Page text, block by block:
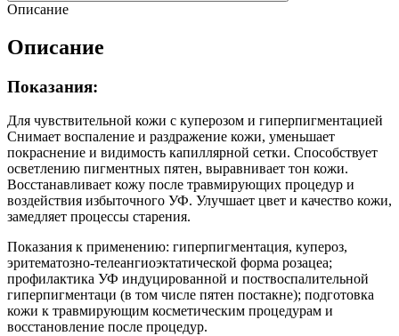
Описание
Описание
Показания:
Для чувствительной кожи с куперозом и гиперпигментацией
Снимает воспаление и раздражение кожи, уменьшает
покраснение и видимость капиллярной сетки. Способствует
осветлению пигментных пятен, выравнивает тон кожи.
Восстанавливает кожу после травмирующих процедур и
воздействия избыточного УФ. Улучшает цвет и качество кожи,
замедляет процессы старения.
Показания к применению: гиперпигментация, купероз,
эритематозно-телеангиоэктатической форма розацеа;
профилактика УФ индуцированной и поствоспалительной
гиперпигментаци (в том числе пятен постакне); подготовка
кожи к травмирующим косметическим процедурам и
восстановление после процедур.